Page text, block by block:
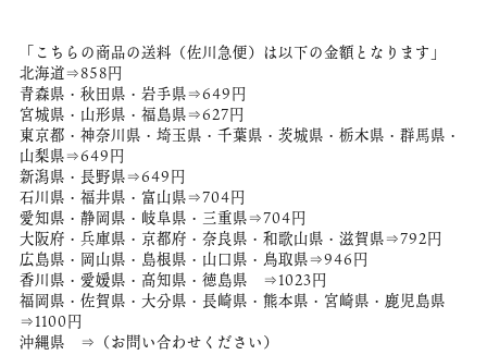
「こちらの商品の送料（佐川急便）は以下の金額となります」
北海道⇒858円
青森県・秋田県・岩手県⇒649円
宮城県・山形県・福島県⇒627円
東京都・神奈川県・埼玉県・千葉県・茨城県・栃木県・群馬県・
山梨県⇒649円
新潟県・長野県⇒649円
石川県・福井県・富山県⇒704円
愛知県・静岡県・岐阜県・三重県⇒704円
大阪府・兵庫県・京都府・奈良県・和歌山県・滋賀県⇒792円
広島県・岡山県・島根県・山口県・鳥取県⇒946円
香川県・愛媛県・高知県・徳島県 ⇒1023円
福岡県・佐賀県・大分県・長崎県・熊本県・宮崎県・鹿児島県
⇒1100円
沖縄県 ⇒（お問い合わせください）